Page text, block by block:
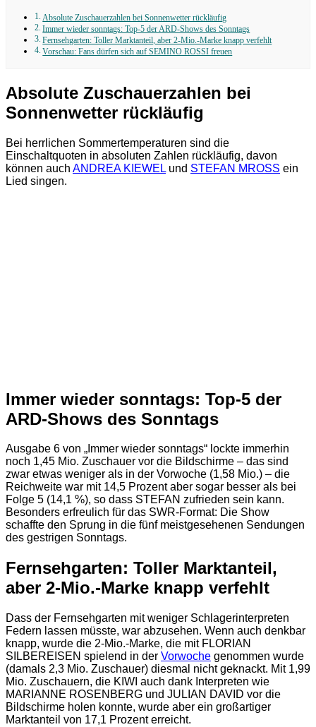
Absolute Zuschauerzahlen bei Sonnenwetter rückläufig
Immer wieder sonntags: Top-5 der ARD-Shows des Sonntags
Fernsehgarten: Toller Marktanteil, aber 2-Mio.-Marke knapp verfehlt
Vorschau: Fans dürfen sich auf SEMINO ROSSI freuen
Absolute Zuschauerzahlen bei
Sonnenwetter rückläufig
Bei herrlichen Sommertemperaturen sind die
Einschaltquoten in absoluten Zahlen rückläufig, davon
können auch ANDREA KIEWEL und STEFAN MROSS ein
Lied singen.
Immer wieder sonntags: Top-5 der
ARD-Shows des Sonntags
Ausgabe 6 von „Immer wieder sonntags“ lockte immerhin
noch 1,45 Mio. Zuschauer vor die Bildschirme – das sind
zwar etwas weniger als in der Vorwoche (1,58 Mio.) – die
Reichweite war mit 14,5 Prozent aber sogar besser als bei
Folge 5 (14,1 %), so dass STEFAN zufrieden sein kann.
Besonders erfreulich für das SWR-Format: Die Show
schaffte den Sprung in die fünf meistgesehenen Sendungen
des gestrigen Sonntags.
Fernsehgarten: Toller Marktanteil,
aber 2-Mio.-Marke knapp verfehlt
Dass der Fernsehgarten mit weniger Schlagerinterpreten
Federn lassen müsste, war abzusehen. Wenn auch denkbar
knapp, wurde die 2-Mio.-Marke, die mit FLORIAN
SILBEREISEN spielend in der Vorwoche genommen wurde
(damals 2,3 Mio. Zuschauer) diesmal nicht geknackt. Mit 1,99
Mio. Zuschauern, die KIWI auch dank Interpreten wie
MARIANNE ROSENBERG und JULIAN DAVID vor die
Bildschirme holen konnte, wurde aber ein großartiger
Marktanteil von 17,1 Prozent erreicht.